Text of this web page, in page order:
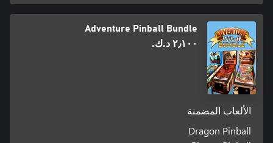
Adventure Pinball Bundle
٢٫١٠٠ د.ك.‏
الألعاب المضمنة
Dragon Pinball